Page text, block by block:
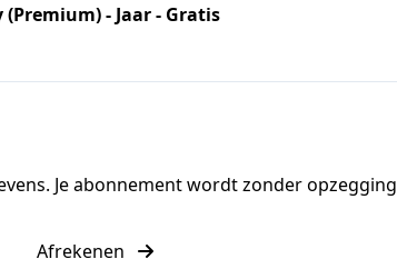
- Jaar - Gratis
Je abonnement wordt zonder opzegging
Afrekenen